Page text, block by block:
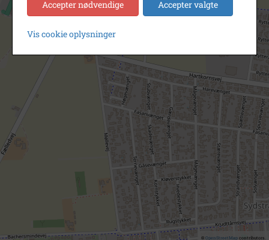
© OpenStreetMapcontributors.
Accepter nødvendige Accepter valgte
Vis cookie oplysninger